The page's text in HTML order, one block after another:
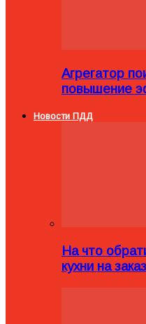
Агрегатор
повышение
Новости ПДД
На что
кухни на